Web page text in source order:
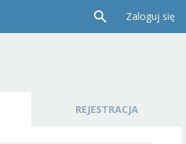
Zaloguj się
REJESTRACJA